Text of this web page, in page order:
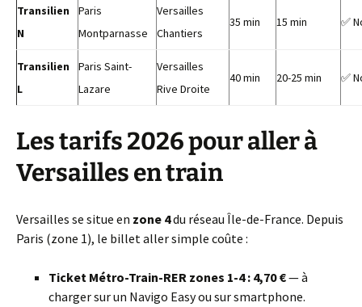
Transilien
N
Paris
Montparnasse
Versailles
Chantiers
35 min 15 min ✅
Transilien
L
Paris Saint-
Lazare
Versailles
Rive Droite
40 min 20-25 min ✅
Les tarifs 2026 pour aller à
Versailles en train
Versailles se situe en zone 4du réseau Île-de-France. Depuis
Paris (zone 1), le billet aller simple coûte :
Ticket Métro-Train-RER zones 1-4 : 4,70 €— à
charger sur un Navigo Easy ou sur smartphone.